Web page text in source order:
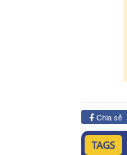
Chia sẻ
TAGS